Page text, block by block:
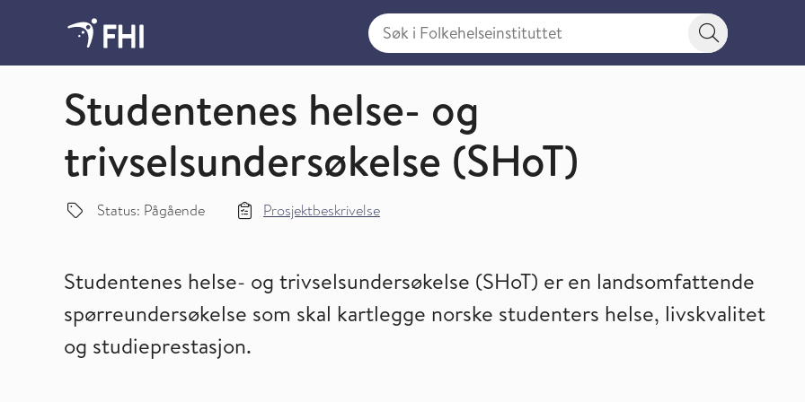
Søk i Folkehelseinstituttet
Søkeknapp
Oversikt over studier innen psykisk helse og livskvalitet
Studentenes helse- og
trivselsundersøkelse (SHoT)
Status: Pågående Prosjektbeskrivelse
Studentenes helse- og trivselsundersøkelse (SHoT) er en landsomfattende
spørreundersøkelse som skal kartlegge norske studenters helse, livskvalitet
og studieprestasjon.